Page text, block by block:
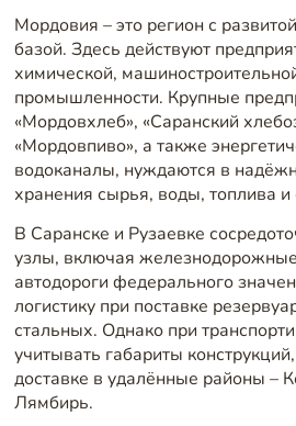
Мордовия – это регион с
базой. Здесь действуют
химической,
промышленности. Крупные
«Мордовхлеб», «Саранский
«Мордовпиво», а также
водоканалы, нуждаются в
хранения сырья, воды, топлива и
В Саранске и Рузаевке
узлы, включая
автодороги федерального
логистику при поставке
стальных. Однако при
учитывать габариты
доставке в удалённые районы –
Лямбирь.